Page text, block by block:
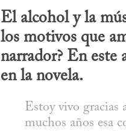
El alcohol y la
los motivos que
narrador? En este
en la novela.
Estoy vivo gracias
muchos años esa